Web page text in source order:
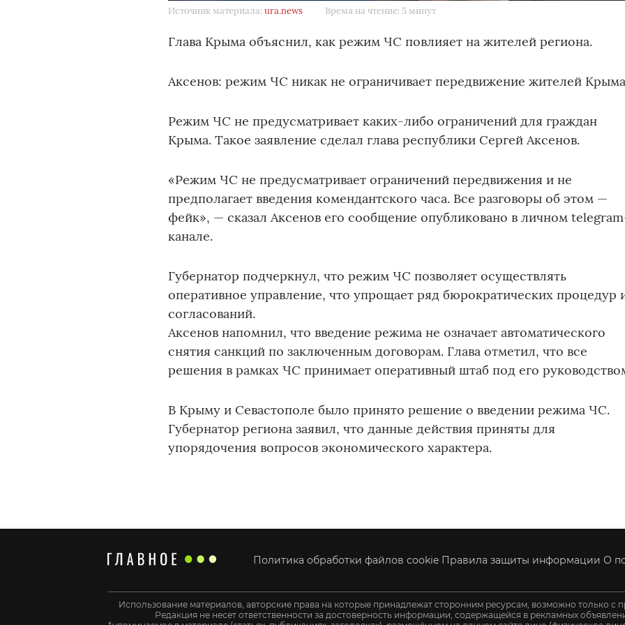
Источник материала:ura.news Время на чтение: 5 минут
Глава Крыма объяснил, как режим ЧС повлияет на жителей региона.
Аксенов: режим ЧС никак не ограничивает передвижение жителей
Режим ЧС не предусматривает каких-либо ограничений для граждан
Крыма. Такое заявление сделал глава республики Сергей Аксенов.
«Режим ЧС не предусматривает ограничений передвижения и не
предполагает введения комендантского часа. Все разговоры об этом —
фейк», — сказал Аксенов его сообщение опубликовано в личном
канале.
Губернатор подчеркнул, что режим ЧС позволяет осуществлять
оперативное управление, что упрощает ряд бюрократических процедур
согласований.
Аксенов напомнил, что введение режима не означает автоматического
снятия санкций по заключенным договорам. Глава отметил, что все
решения в рамках ЧС принимает оперативный штаб под его
В Крыму и Севастополе было принято решение о введении режима ЧС.
Губернатор региона заявил, что данные действия приняты для
упорядочения вопросов экономического характера.
Политика обработки файлов cookie Правила защиты информации О
Использование материалов, авторские права на которые принадлежат сторонним ресурсам, возможно только с
Редакция не несет ответственности за достоверность информации, содержащейся в рекламных